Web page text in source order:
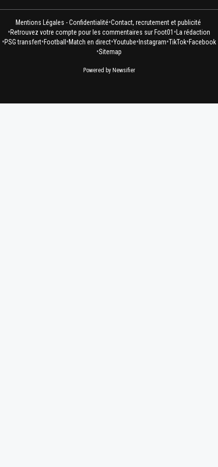
Mentions Légales - Confidentialité•Contact, recrutement et publicité
•Retrouvez votre compte pour les commentaires sur Foot01 •La rédaction
•PSG transfert•Football •Match en direct•Youtube• Instagram•TikTok•Facebook
•Sitemap
Powered by Newsifier